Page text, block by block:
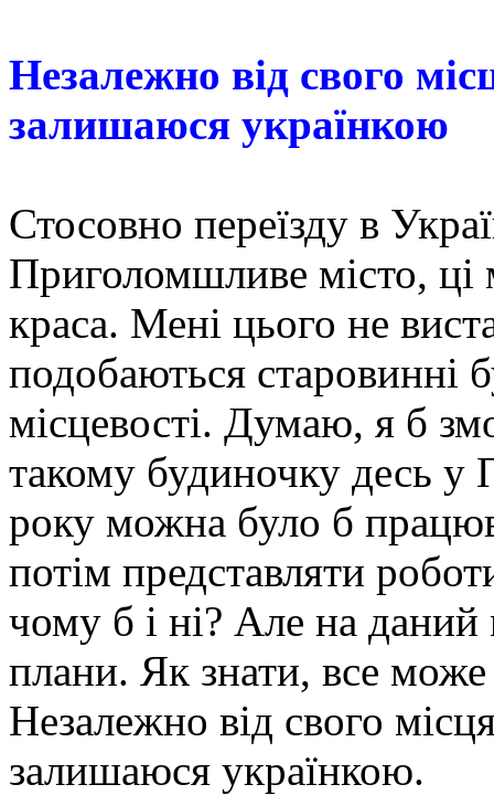
Незалежно від свого
залишаюся українкою
Стосовно переїзду в
Приголомшливе місто, ці
краса. Мені цього не
подобаються старовинні
місцевості. Думаю, я б
такому будиночку десь у
року можна було б
потім представляти
чому б і ні? Але на
плани. Як знати, все
Незалежно від свого
залишаюся українкою.